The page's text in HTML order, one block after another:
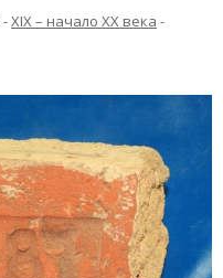
-XIX – начало XX века -